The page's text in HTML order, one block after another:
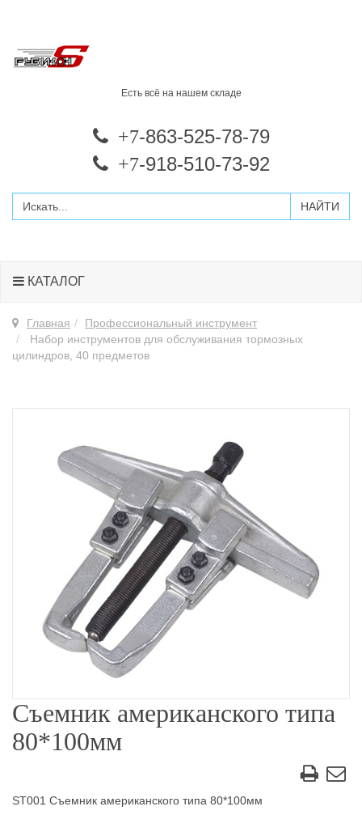
Есть всё на нашем складе
+7-863-525-78-79
+7-918-510-73-92
КАТАЛОГ
Главная
Профессиональный инструмент
Набор инструментов для обслуживания тормозных
цилиндров, 40 предметов
Съемник американского типа
80*100мм
ST001 Съемник американского типа 80*100мм